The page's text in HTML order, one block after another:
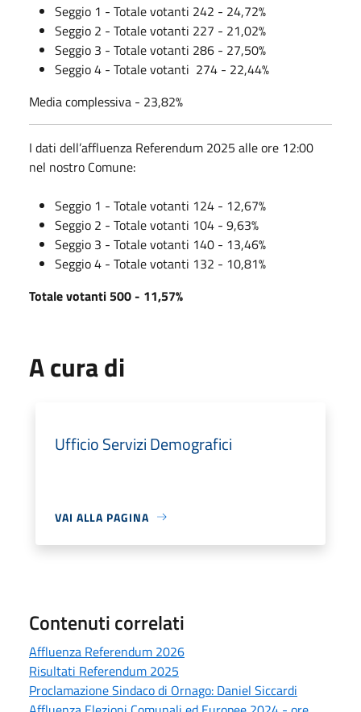
Seggio 1 - Totale votanti 242 - 24,72%
Seggio 2 - Totale votanti 227 - 21,02%
Seggio 3 - Totale votanti 286 - 27,50%
Seggio 4 - Totale votanti 274 - 22,44%
Media complessiva - 23,82%
I dati dell’affluenza Referendum 2025 alle ore 12:00
nel nostro Comune:
Seggio 1 - Totale votanti 124 - 12,67%
Seggio 2 - Totale votanti 104 - 9,63%
Seggio 3 - Totale votanti 140 - 13,46%
Seggio 4 - Totale votanti 132 - 10,81%
Totale votanti 500 - 11,57%
A cura di
Ufficio Servizi Demografici
VAI ALLA PAGINA
Contenuti correlati
Affluenza Referendum 2026
Risultati Referendum 2025
Proclamazione Sindaco di Ornago: Daniel Siccardi